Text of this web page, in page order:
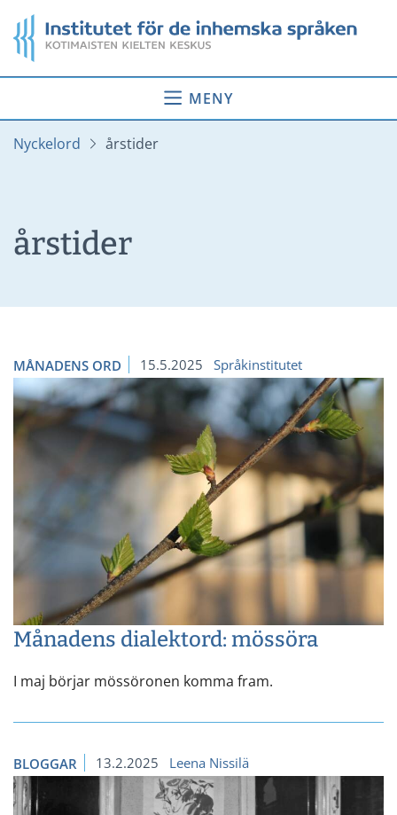
till
innehåll
Startsida
MENY
Nyckelord årstider
årstider
MÅNADENS ORD 15.5.2025 Språkinstitutet
Månadens dialektord: mössöra
I maj börjar mössöronen komma fram.
BLOGGAR 13.2.2025 Leena Nissilä